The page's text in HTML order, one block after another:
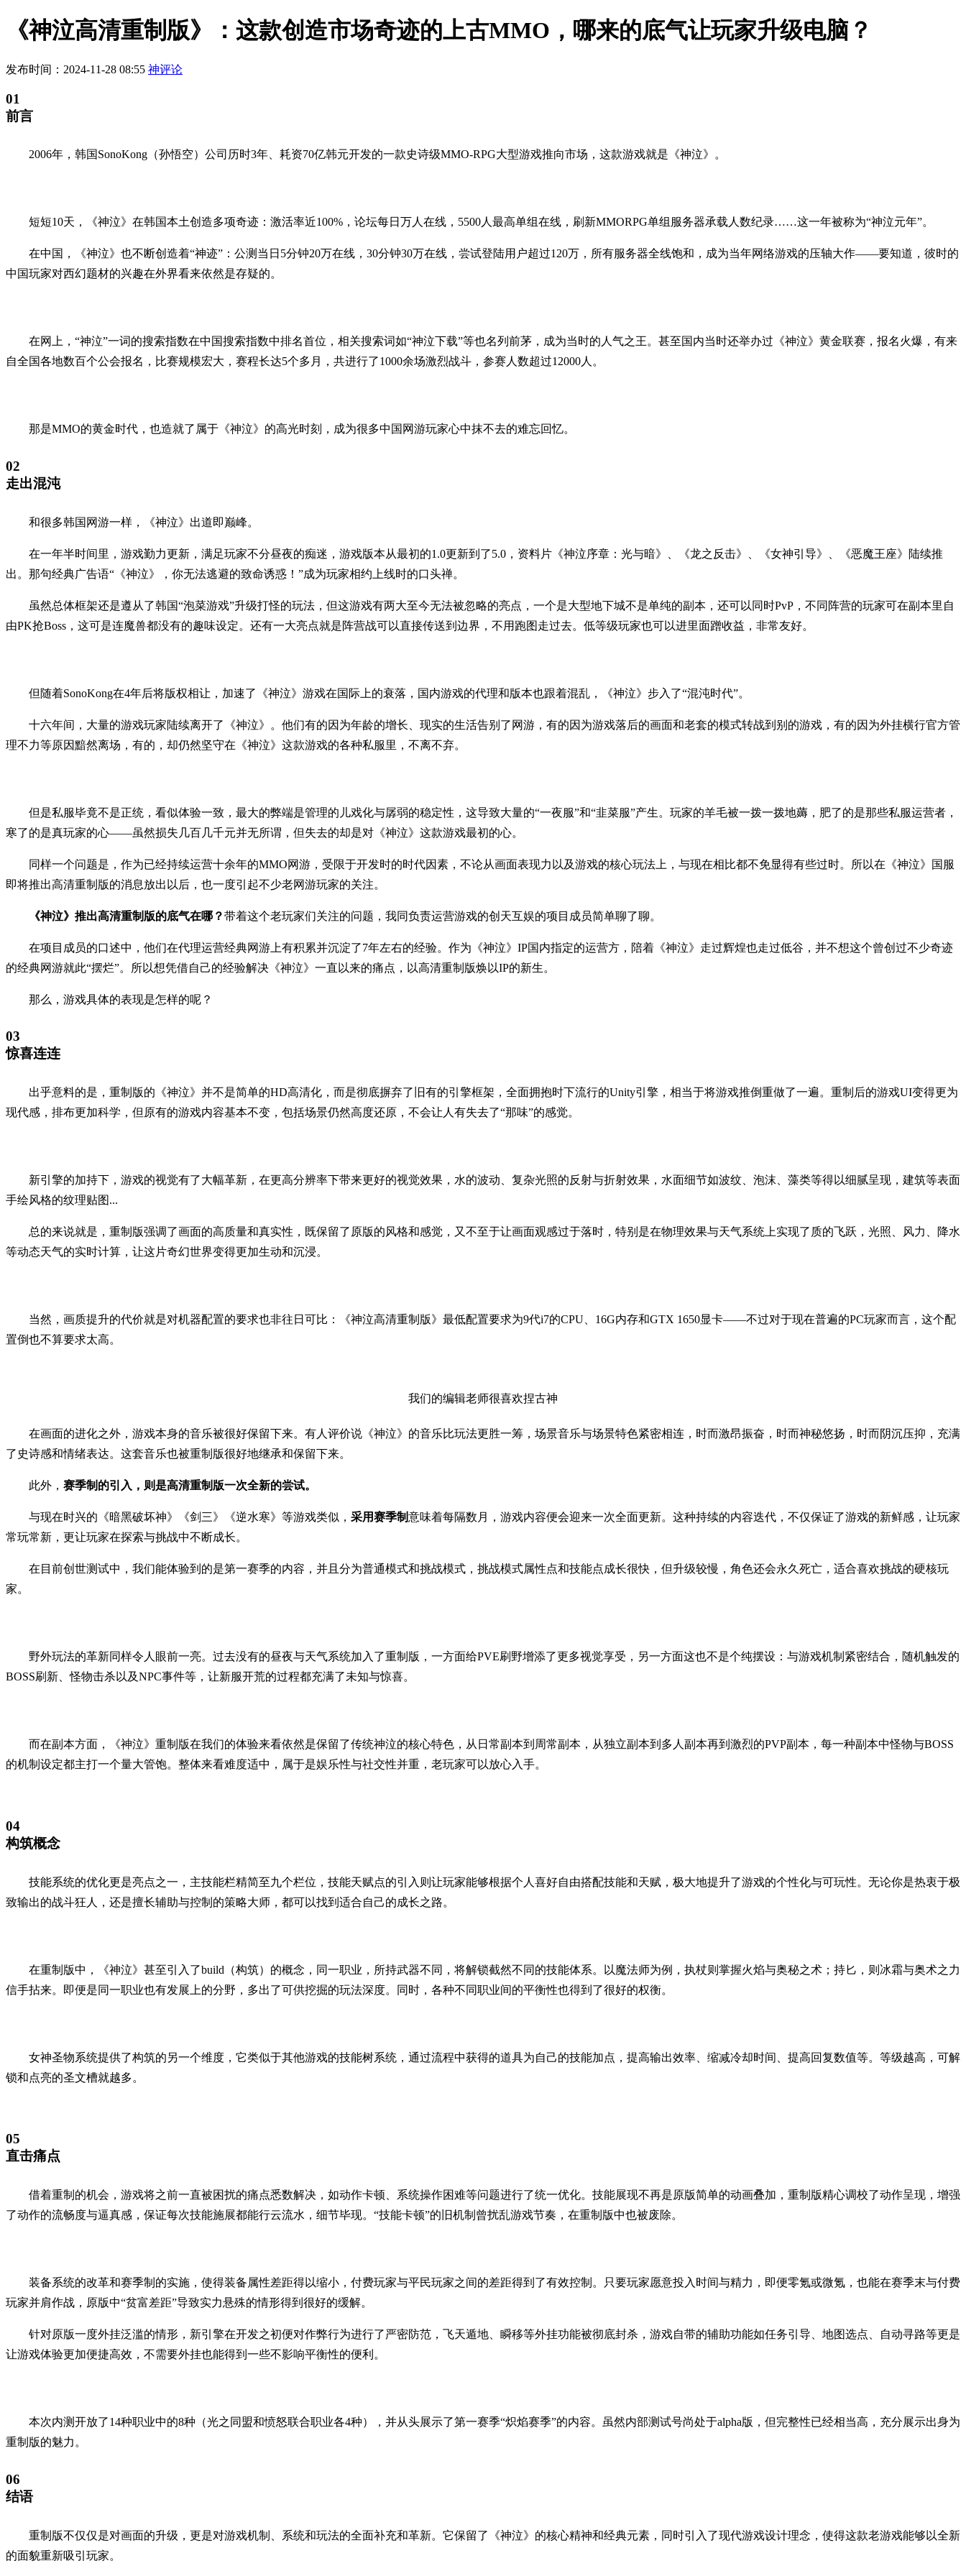
《神泣高清重制版》：这款创造市场奇迹的上古MMO，哪来的底气让玩家升级电脑？
发布时间：2024-11-28 08:55 神评论
01
前言
2006年，韩国SonoKong（孙悟空）公司历时3年、耗资70亿韩元开发的一款史诗级MMO-RPG大型游戏推向市场，这款游戏就是《神泣》。
短短10天，《神泣》在韩国本土创造多项奇迹：激活率近100%，论坛每日万人在线，5500人最高单组在线，刷新MMORPG单组服务器承载人数纪录……这一年被称为“神泣元年”。
在中国，《神泣》也不断创造着“神迹”：公测当日5分钟20万在线，30分钟30万在线，尝试登陆用户超过120万，所有服务器全线饱和，成为当年网络游戏的压轴大作——要知道，彼时的
中国玩家对西幻题材的兴趣在外界看来依然是存疑的。
在网上，“神泣”一词的搜索指数在中国搜索指数中排名首位，相关搜索词如“神泣下载”等也名列前茅，成为当时的人气之王。甚至国内当时还举办过《神泣》黄金联赛，报名火爆，有来
自全国各地数百个公会报名，比赛规模宏大，赛程长达5个多月，共进行了1000余场激烈战斗，参赛人数超过12000人。
那是MMO的黄金时代，也造就了属于《神泣》的高光时刻，成为很多中国网游玩家心中抹不去的难忘回忆。
02
走出混沌
和很多韩国网游一样，《神泣》出道即巅峰。
在一年半时间里，游戏勤力更新，满足玩家不分昼夜的痴迷，游戏版本从最初的1.0更新到了5.0，资料片《神泣序章：光与暗》、《龙之反击》、《女神引导》、《恶魔王座》陆续推
出。那句经典广告语“《神泣》，你无法逃避的致命诱惑！”成为玩家相约上线时的口头禅。
虽然总体框架还是遵从了韩国“泡菜游戏”升级打怪的玩法，但这游戏有两大至今无法被忽略的亮点，一个是大型地下城不是单纯的副本，还可以同时PvP，不同阵营的玩家可在副本里自
由PK抢Boss，这可是连魔兽都没有的趣味设定。还有一大亮点就是阵营战可以直接传送到边界，不用跑图走过去。低等级玩家也可以进里面蹭收益，非常友好。
但随着SonoKong在4年后将版权相让，加速了《神泣》游戏在国际上的衰落，国内游戏的代理和版本也跟着混乱，《神泣》步入了“混沌时代”。
十六年间，大量的游戏玩家陆续离开了《神泣》。他们有的因为年龄的增长、现实的生活告别了网游，有的因为游戏落后的画面和老套的模式转战到别的游戏，有的因为外挂横行官方管
理不力等原因黯然离场，有的，却仍然坚守在《神泣》这款游戏的各种私服里，不离不弃。
但是私服毕竟不是正统，看似体验一致，最大的弊端是管理的儿戏化与孱弱的稳定性，这导致大量的“一夜服”和“韭菜服”产生。玩家的羊毛被一拨一拨地薅，肥了的是那些私服运营者，
寒了的是真玩家的心——虽然损失几百几千元并无所谓，但失去的却是对《神泣》这款游戏最初的心。
同样一个问题是，作为已经持续运营十余年的MMO网游，受限于开发时的时代因素，不论从画面表现力以及游戏的核心玩法上，与现在相比都不免显得有些过时。所以在《神泣》国服
即将推出高清重制版的消息放出以后，也一度引起不少老网游玩家的关注。
《神泣》推出高清重制版的底气在哪？带着这个老玩家们关注的问题，我同负责运营游戏的创天互娱的项目成员简单聊了聊。
在项目成员的口述中，他们在代理运营经典网游上有积累并沉淀了7年左右的经验。作为《神泣》IP国内指定的运营方，陪着《神泣》走过辉煌也走过低谷，并不想这个曾创过不少奇迹
的经典网游就此“摆烂”。所以想凭借自己的经验解决《神泣》一直以来的痛点，以高清重制版焕以IP的新生。
那么，游戏具体的表现是怎样的呢？
03
惊喜连连
出乎意料的是，重制版的《神泣》并不是简单的HD高清化，而是彻底摒弃了旧有的引擎框架，全面拥抱时下流行的Unity引擎，相当于将游戏推倒重做了一遍。重制后的游戏UI变得更为
现代感，排布更加科学，但原有的游戏内容基本不变，包括场景仍然高度还原，不会让人有失去了“那味”的感觉。
新引擎的加持下，游戏的视觉有了大幅革新，在更高分辨率下带来更好的视觉效果，水的波动、复杂光照的反射与折射效果，水面细节如波纹、泡沫、藻类等得以细腻呈现，建筑等表面
手绘风格的纹理贴图...
总的来说就是，重制版强调了画面的高质量和真实性，既保留了原版的风格和感觉，又不至于让画面观感过于落时，特别是在物理效果与天气系统上实现了质的飞跃，光照、风力、降水
等动态天气的实时计算，让这片奇幻世界变得更加生动和沉浸。
当然，画质提升的代价就是对机器配置的要求也非往日可比：《神泣高清重制版》最低配置要求为9代i7的CPU、16G内存和GTX 1650显卡——不过对于现在普遍的PC玩家而言，这个配
置倒也不算要求太高。
我们的编辑老师很喜欢捏古神
在画面的进化之外，游戏本身的音乐被很好保留下来。有人评价说《神泣》的音乐比玩法更胜一筹，场景音乐与场景特色紧密相连，时而激昂振奋，时而神秘悠扬，时而阴沉压抑，充满
了史诗感和情绪表达。这套音乐也被重制版很好地继承和保留下来。
此外， 赛季制的引入，则是高清重制版一次全新的尝试。
与现在时兴的《暗黑破坏神》《剑三》《逆水寒》等游戏类似， 采用赛季制意味着每隔数月，游戏内容便会迎来一次全面更新。这种持续的内容迭代，不仅保证了游戏的新鲜感，让玩家
常玩常新，更让玩家在探索与挑战中不断成长。
在目前创世测试中，我们能体验到的是第一赛季的内容，并且分为普通模式和挑战模式，挑战模式属性点和技能点成长很快，但升级较慢，角色还会永久死亡，适合喜欢挑战的硬核玩
家。
野外玩法的革新同样令人眼前一亮。过去没有的昼夜与天气系统加入了重制版，一方面给PVE刷野增添了更多视觉享受，另一方面这也不是个纯摆设：与游戏机制紧密结合，随机触发的
BOSS刷新、怪物击杀以及NPC事件等，让新服开荒的过程都充满了未知与惊喜。
而在副本方面，《神泣》重制版在我们的体验来看依然是保留了传统神泣的核心特色，从日常副本到周常副本，从独立副本到多人副本再到激烈的PVP副本，每一种副本中怪物与BOSS
的机制设定都主打一个量大管饱。整体来看难度适中，属于是娱乐性与社交性并重，老玩家可以放心入手。
04
构筑概念
技能系统的优化更是亮点之一，主技能栏精简至九个栏位，技能天赋点的引入则让玩家能够根据个人喜好自由搭配技能和天赋，极大地提升了游戏的个性化与可玩性。无论你是热衷于极
致输出的战斗狂人，还是擅长辅助与控制的策略大师，都可以找到适合自己的成长之路。
在重制版中，《神泣》甚至引入了build（构筑）的概念，同一职业，所持武器不同，将解锁截然不同的技能体系。以魔法师为例，执杖则掌握火焰与奥秘之术；持匕，则冰霜与奥术之力
信手拈来。即便是同一职业也有发展上的分野，多出了可供挖掘的玩法深度。同时，各种不同职业间的平衡性也得到了很好的权衡。
女神圣物系统提供了构筑的另一个维度，它类似于其他游戏的技能树系统，通过流程中获得的道具为自己的技能加点，提高输出效率、缩减冷却时间、提高回复数值等。等级越高，可解
锁和点亮的圣文槽就越多。
05
直击痛点
借着重制的机会，游戏将之前一直被困扰的痛点悉数解决，如动作卡顿、系统操作困难等问题进行了统一优化。技能展现不再是原版简单的动画叠加，重制版精心调校了动作呈现，增强
了动作的流畅度与逼真感，保证每次技能施展都能行云流水，细节毕现。“技能卡顿”的旧机制曾扰乱游戏节奏，在重制版中也被废除。
装备系统的改革和赛季制的实施，使得装备属性差距得以缩小，付费玩家与平民玩家之间的差距得到了有效控制。只要玩家愿意投入时间与精力，即便零氪或微氪，也能在赛季末与付费
玩家并肩作战，原版中“贫富差距”导致实力悬殊的情形得到很好的缓解。
针对原版一度外挂泛滥的情形，新引擎在开发之初便对作弊行为进行了严密防范，飞天遁地、瞬移等外挂功能被彻底封杀，游戏自带的辅助功能如任务引导、地图选点、自动寻路等更是
让游戏体验更加便捷高效，不需要外挂也能得到一些不影响平衡性的便利。
本次内测开放了14种职业中的8种（光之同盟和愤怒联合职业各4种），并从头展示了第一赛季“炽焰赛季”的内容。虽然内部测试号尚处于alpha版，但完整性已经相当高，充分展示出身为
重制版的魅力。
06
结语
重制版不仅仅是对画面的升级，更是对游戏机制、系统和玩法的全面补充和革新。它保留了《神泣》的核心精神和经典元素，同时引入了现代游戏设计理念，使得这款老游戏能够以全新
的面貌重新吸引玩家。